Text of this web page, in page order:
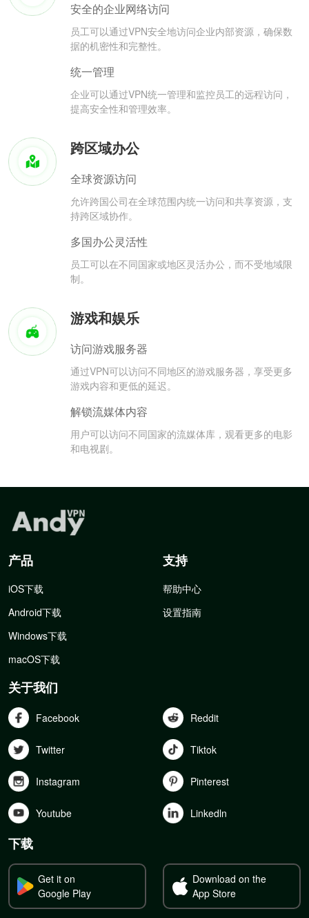
安全的企业网络访问
员工可以通过VPN安全地访问企业内部资源，确保数
据的机密性和完整性。
统一管理
企业可以通过VPN统一管理和监控员工的远程访问，
提高安全性和管理效率。
跨区域办公
全球资源访问
允许跨国公司在全球范围内统一访问和共享资源，支
持跨区域协作。
多国办公灵活性
员工可以在不同国家或地区灵活办公，而不受地域限
制。
游戏和娱乐
访问游戏服务器
通过VPN可以访问不同地区的游戏服务器，享受更多
游戏内容和更低的延迟。
解锁流媒体内容
用户可以访问不同国家的流媒体库，观看更多的电影
和电视剧。
产品
iOS下载
Android下载
Windows下载
macOS下载
支持
帮助中心
设置指南
关于我们
Facebook Reddit
Twitter Tiktok
Instagram Pinterest
Youtube Linkedln
下载
Get it on
Google Play
Download on the
App Store